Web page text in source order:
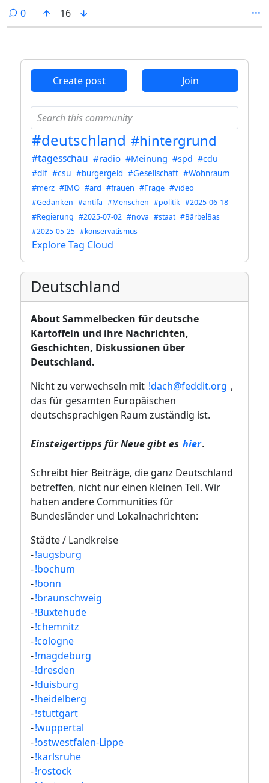
Mietpreisbremse. Helfen soll nun der neue "Bau-Turbo" der
Bundesregierung. Im seit Langem kriselnden Wohnungsbau zeigt der
Bauministeriums zufolge stiegen die Angebotsmieten in den 14
größten kreisfreien Städten seit 2015 durchschnittlich um fast 50
Prozent. Am stärksten betroffen ist danach Berlin, wo die Neumieten
MP3#Hintergrund #Deutschland #Wohnraum #Wohnraumnot
#Mietpreisbremmse #Mieten #Regierung #Versagen #Bauministerium
#Tagesschau #2025-06-18 @deutschland
0comments
16
Create post Join
#deutschland #hintergrund
#tagesschau #radio #Meinung #spd #cdu
#dlf #csu #burgergeld #Gesellschaft #Wohnraum
#merz #IMO #ard #frauen #Frage #video
#Gedanken #antifa #Menschen #politik #2025-06-18
#Regierung #2025-07-02 #nova #staat #BärbelBas
#2025-05-25 #konservatismus
Explore Tag Cloud
Deutschland
AboutSammelbecken für deutsche
Kartoffeln und ihre Nachrichten,
Geschichten, Diskussionen über
Deutschland.
Nicht zu verwechseln mit !dach@feddit.org ,
das für gesamten Europäischen
deutschsprachigen Raum zuständig ist.
Einsteigertipps für Neue gibt es hier.
Schreibt hier Beiträge, die ganz Deutschland
betreffen, nicht nur einen kleinen Teil. Wir
haben andere Communities für
Bundesländer und Lokalnachrichten:
Städte / Landkreise
-!augsburg
-!bochum
-!bonn
-!braunschweig
-!Buxtehude
-!chemnitz
-!cologne
-!magdeburg
-!dresden
-!duisburg
-!heidelberg
-!stuttgart
-!wuppertal
-!ostwestfalen-Lippe
-!karlsruhe
-!rostock